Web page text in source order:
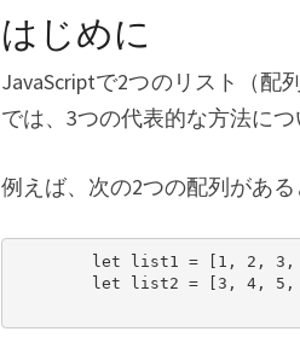
はじめに
JavaScriptで2つのリスト（配
では、3つの代表的な方法に
例えば、次の2つの配列がある
let list1 = [1, 2, 3,
let list2 = [3, 4, 5,